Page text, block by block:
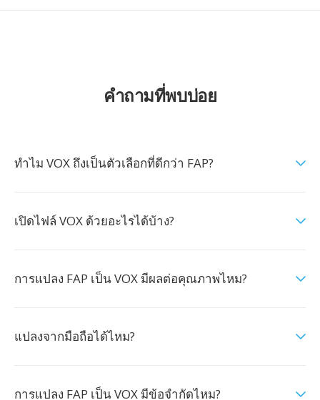
คำถามที่พบบ่อย
ทำไม VOX ถึงเป็นตัวเลือกที่ดีกว่า FAP?
เปิดไฟล์ VOX ด้วยอะไรได้บ้าง?
การแปลง FAP เป็น VOX มีผลต่อคุณภาพไหม?
แปลงจากมือถือได้ไหม?
การแปลง FAP เป็น VOX มีข้อจำกัดไหม?